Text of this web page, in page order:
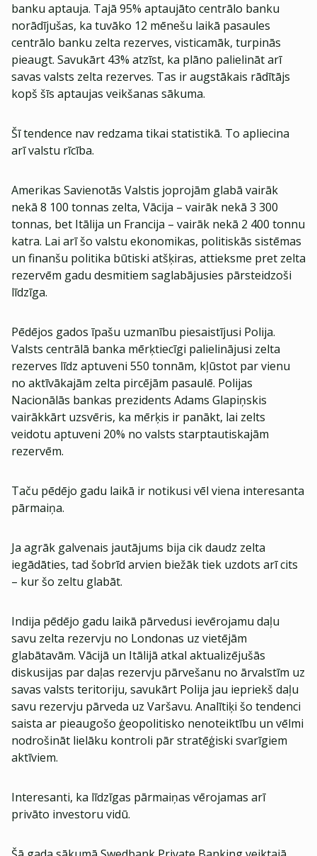
banku aptauja. Tajā 95% aptaujāto centrālo banku
norādījušas, ka tuvāko 12 mēnešu laikā pasaules
centrālo banku zelta rezerves, visticamāk, turpinās
pieaugt. Savukārt 43% atzīst, ka plāno palielināt arī
savas valsts zelta rezerves. Tas ir augstākais rādītājs
kopš šīs aptaujas veikšanas sākuma.
Šī tendence nav redzama tikai statistikā. To apliecina
arī valstu rīcība.
Amerikas Savienotās Valstis joprojām glabā vairāk
nekā 8 100 tonnas zelta, Vācija – vairāk nekā 3 300
tonnas, bet Itālija un Francija – vairāk nekā 2 400 tonnu
katra. Lai arī šo valstu ekonomikas, politiskās sistēmas
un finanšu politika būtiski atšķiras, attieksme pret zelta
rezervēm gadu desmitiem saglabājusies pārsteidzoši
līdzīga.
Pēdējos gados īpašu uzmanību piesaistījusi Polija.
Valsts centrālā banka mērķtiecīgi palielinājusi zelta
rezerves līdz aptuveni 550 tonnām, kļūstot par vienu
no aktīvākajām zelta pircējām pasaulē. Polijas
Nacionālās bankas prezidents Adams Glapiņskis
vairākkārt uzsvēris, ka mērķis ir panākt, lai zelts
veidotu aptuveni 20% no valsts starptautiskajām
rezervēm.
Taču pēdējo gadu laikā ir notikusi vēl viena interesanta
pārmaiņa.
Ja agrāk galvenais jautājums bija cik daudz zelta
iegādāties, tad šobrīd arvien biežāk tiek uzdots arī cits
– kur šo zeltu glabāt.
Indija pēdējo gadu laikā pārvedusi ievērojamu daļu
savu zelta rezervju no Londonas uz vietējām
glabātavām. Vācijā un Itālijā atkal aktualizējušās
diskusijas par daļas rezervju pārvešanu no ārvalstīm uz
savas valsts teritoriju, savukārt Polija jau iepriekš daļu
savu rezervju pārveda uz Varšavu. Analītiķi šo tendenci
saista ar pieaugošo ģeopolitisko nenoteiktību un vēlmi
nodrošināt lielāku kontroli pār stratēģiski svarīgiem
aktīviem.
Interesanti, ka līdzīgas pārmaiņas vērojamas arī
privāto investoru vidū.